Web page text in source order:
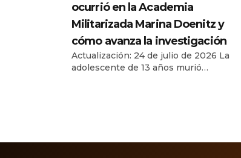
ocurrió en la Academia
Militarizada Marina Doenitz y
cómo avanza la investigación
Actualización: 24 de julio de 2026 La
adolescente de 13 años murió
permanece en prisión preventiva